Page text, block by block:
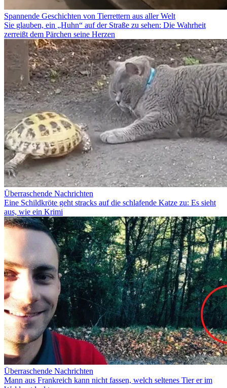
Spannende Geschichten von Tierrettern aus aller Welt
Sie glauben, ein „Huhn“ auf der Straße zu sehen: Die Wahrheit
zerreißt dem Pärchen seine Herzen
Überraschende Nachrichten
Eine Schildkröte geht stracks auf die schlafende Katze zu: Es sieht
aus, wie ein Krimi
Überraschende Nachrichten
Mann aus Frankreich kann nicht fassen, welch seltenes Tier er im